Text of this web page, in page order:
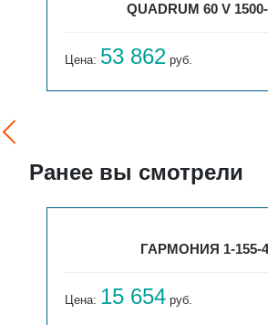
QUADRUM 60 V
Цена: 53 862 руб.
Ранее вы смотрели
ГАРМОНИЯ 1-155-4
Цена: 15 654 руб.